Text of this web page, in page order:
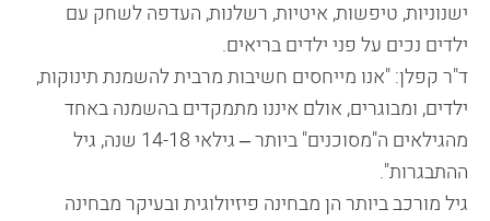
ישנוניות, טיפשות, איטיות, רשלנות, העדפה לשחק עם
ילדים נכים על פני ילדים בריאים.
ד"ר קפלן: "אנו מייחסים חשיבות מרבית להשמנת תינוקות,
ילדים, ומבוגרים, אולם איננו מתמקדים בהשמנה באחד
מהגילאים ה"מסוכנים" ביותר – גילאי 14-18 שנה, גיל
ההתבגרות".
גיל מורכב ביותר הן מבחינה פיזיולוגית ובעיקר מבחינה